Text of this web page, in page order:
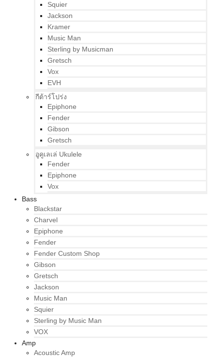
Squier
Jackson
Kramer
Music Man
Sterling by Musicman
Gretsch
Vox
EVH
กีต้าร์โปร่ง
Epiphone
Fender
Gibson
Gretsch
อูคูเลเล่ Ukulele
Fender
Epiphone
Vox
Bass
Blackstar
Charvel
Epiphone
Fender
Fender Custom Shop
Gibson
Gretsch
Jackson
Music Man
Squier
Sterling by Music Man
VOX
Amp
Acoustic Amp